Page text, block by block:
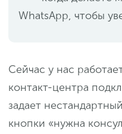
WhatsApp, чтобы
Сейчас у нас
контакт-центра
задает
кнопки «нужна